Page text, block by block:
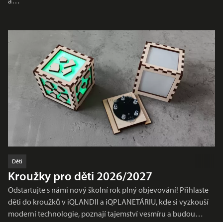
Děti
Kroužky pro děti 2026/2027
Odstartujte s námi nový školní rok plný objevování! Přihlaste
děti do kroužků v iQLANDII a iQPLANETÁRIU, kde si vyzkouší
moderní technologie, poznají tajemství vesmíru a budou…